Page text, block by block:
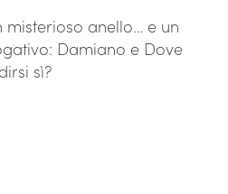
misterioso anello… e un
Damiano e Dove
sì?